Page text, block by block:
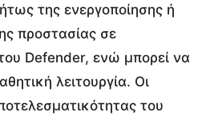
της ενεργοποίησης ή
προστασίας σε
Defender, ενώ μπορεί να
λειτουργία. Οι
του